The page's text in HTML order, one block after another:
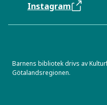
Instagram
Barnens bibliotek drivs av
Götalandsregionen.